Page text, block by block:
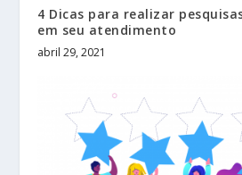
4 Dicas para realizar
em seu atendimento
abril 29, 2021